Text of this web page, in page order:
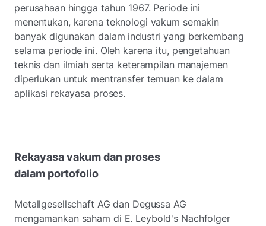
perusahaan hingga tahun 1967. Periode ini
menentukan, karena teknologi vakum semakin
banyak digunakan dalam industri yang berkembang
selama periode ini. Oleh karena itu, pengetahuan
teknis dan ilmiah serta keterampilan manajemen
diperlukan untuk mentransfer temuan ke dalam
aplikasi rekayasa proses.
Rekayasa vakum dan proses
dalam portofolio
Metallgesellschaft AG dan Degussa AG
mengamankan saham di E. Leybold's Nachfolger